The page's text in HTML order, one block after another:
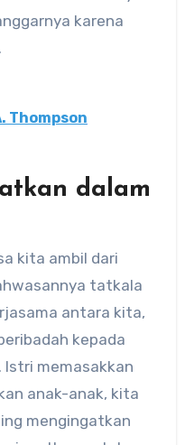
karena
Thompson
dalam
kita ambil dari
tatkala
antara kita,
kepada
Istri memasakkan
anak-anak, kita
mengingatkan